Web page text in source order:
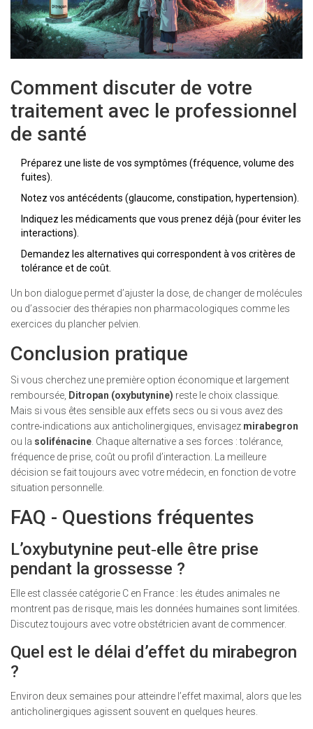
Comment discuter de votre
traitement avec le professionnel
de santé
Préparez une liste de vos symptômes (fréquence, volume des
fuites).
Notez vos antécédents (glaucome, constipation, hypertension).
Indiquez les médicaments que vous prenez déjà (pour éviter les
interactions).
Demandez les alternatives qui correspondent à vos critères de
tolérance et de coût.
Un bon dialogue permet d’ajuster la dose, de changer de molécules
ou d’associer des thérapies non pharmacologiques comme les
exercices du plancher pelvien.
Conclusion pratique
Si vous cherchez une première option économique et largement
remboursée, Ditropan (oxybutynine) reste le choix classique.
Mais si vous êtes sensible aux effets secs ou si vous avez des
contre‑indications aux anticholinergiques, envisagez mirabegron
ou la solifénacine. Chaque alternative a ses forces : tolérance,
fréquence de prise, coût ou profil d’interaction. La meilleure
décision se fait toujours avec votre médecin, en fonction de votre
situation personnelle.
FAQ - Questions fréquentes
L’oxybutynine peut‑elle être prise
pendant la grossesse ?
Elle est classée catégorie C en France : les études animales ne
montrent pas de risque, mais les données humaines sont limitées.
Discutez toujours avec votre obstétricien avant de commencer.
Quel est le délai d’effet du mirabegron
?
Environ deux semaines pour atteindre l’effet maximal, alors que les
anticholinergiques agissent souvent en quelques heures.